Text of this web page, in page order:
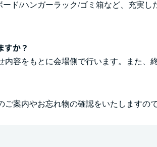
ド/ハンガーラック/ゴミ箱など、充実
すか？
容をもとに会場側で行います。また、
案内やお忘れ物の確認をいたしますの